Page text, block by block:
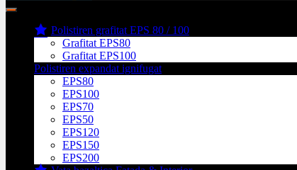
Polistiren grafitat EPS 80 / 100
Grafitat EPS80
Grafitat EPS100
Polistiren expandat ignifugat
EPS80
EPS100
EPS70
EPS50
EPS120
EPS150
EPS200